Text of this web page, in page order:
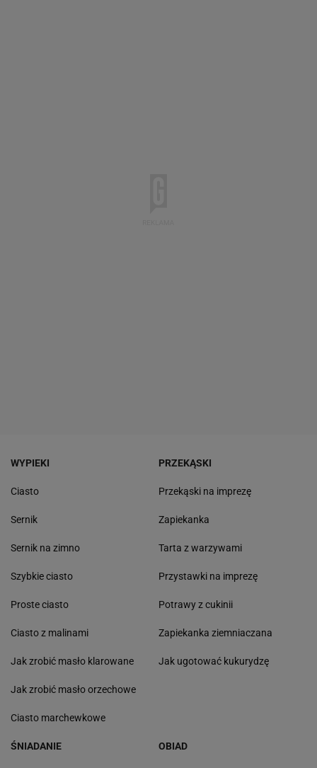
WYPIEKI
Ciasto
Sernik
Sernik na zimno
Szybkie ciasto
Proste ciasto
Ciasto z malinami
Jak zrobić masło klarowane
Jak zrobić masło orzechowe
Ciasto marchewkowe
PRZEKĄSKI
Przekąski na imprezę
Zapiekanka
Tarta z warzywami
Przystawki na imprezę
Potrawy z cukinii
Zapiekanka ziemniaczana
Jak ugotować kukurydzę
ŚNIADANIE OBIAD